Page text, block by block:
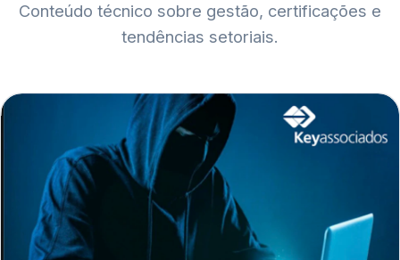
Conteúdo técnico sobre gestão, certificações e
tendências setoriais.